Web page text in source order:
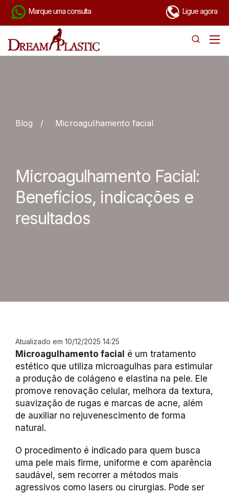
Marque uma consulta Ligue agora
Blog / Microagulhamento facial
Microagulhamento Facial:
Benefícios, indicações e
resultados
Atualizado em 10/12/2025 14:25
Microagulhamento facial é um tratamento
estético que utiliza microagulhas para estimular
a produção de colágeno e elastina na pele. Ele
promove renovação celular, melhora da textura,
suavização de rugas e marcas de acne, além
de auxiliar no rejuvenescimento de forma
natural.
O procedimento é indicado para quem busca
uma pele mais firme, uniforme e com aparência
saudável, sem recorrer a métodos mais
agressivos como lasers ou cirurgias. Pode ser